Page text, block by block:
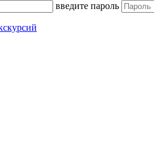
введите пароль